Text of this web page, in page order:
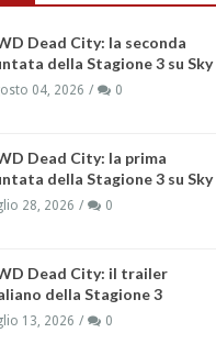
Dead City: la seconda
della Stagione 3 su Sky
04, 2026 0
Dead City: la prima
della Stagione 3 su Sky
28, 2026 0
Dead City: il trailer
della Stagione 3
13, 2026 0